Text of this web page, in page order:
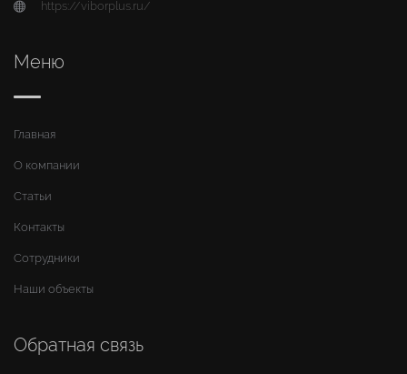
https://viborplus.ru/
Меню
Главная
О компании
Статьи
Контакты
Сотрудники
Наши объекты
Обратная связь